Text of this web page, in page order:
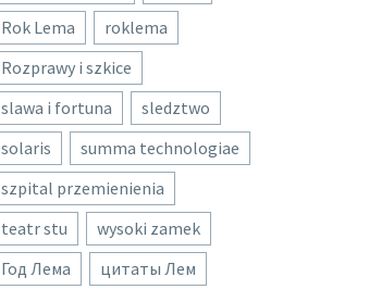
Rok Lema
roklema
Rozprawy i szkice
slawa i fortuna
sledztwo
solaris
summa technologiae
szpital przemienienia
teatr stu
wysoki zamek
Год Лема
цитаты Лем